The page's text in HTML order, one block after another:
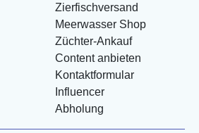
Zierfischversand
Meerwasser Shop
Züchter-Ankauf
Content anbieten
Kontaktformular
Influencer
Abholung